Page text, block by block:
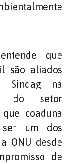
que
são aliados
Sindag na
do setor
coaduna
um dos
ONU desde
de